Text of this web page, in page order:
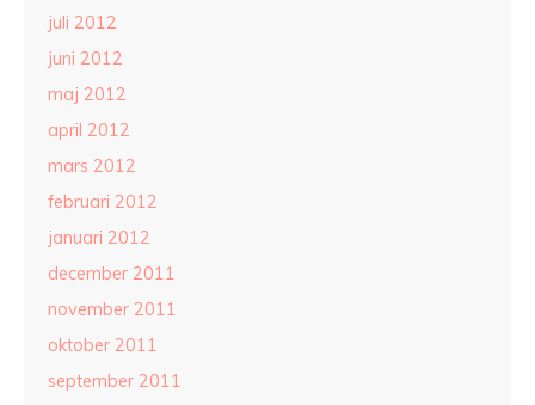
juli 2012
juni 2012
maj 2012
april 2012
mars 2012
februari 2012
januari 2012
december 2011
november 2011
oktober 2011
september 2011